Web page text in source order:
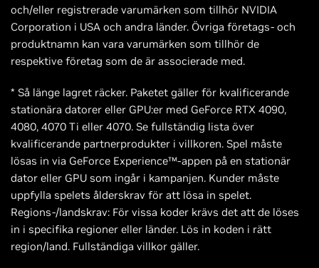
och/eller registrerade varumärken som tillhör NVIDIA
Corporation i USA och andra länder. Övriga företags- och
produktnamn kan vara varumärken som tillhör de
respektive företag som de är associerade med.
* Så länge lagret räcker. Paketet gäller för kvalificerande
stationära datorer eller GPU:er med GeForce RTX 4090,
4080, 4070 Ti eller 4070. Se fullständig lista över
kvalificerande partnerprodukter i villkoren. Spel måste
lösas in via GeForce Experience™-appen på en stationär
dator eller GPU som ingår i kampanjen. Kunder måste
uppfylla spelets ålderskrav för att lösa in spelet.
Regions-/landskrav: För vissa koder krävs det att de löses
in i specifika regioner eller länder. Lös in koden i rätt
region/land. Fullständiga villkor gäller.